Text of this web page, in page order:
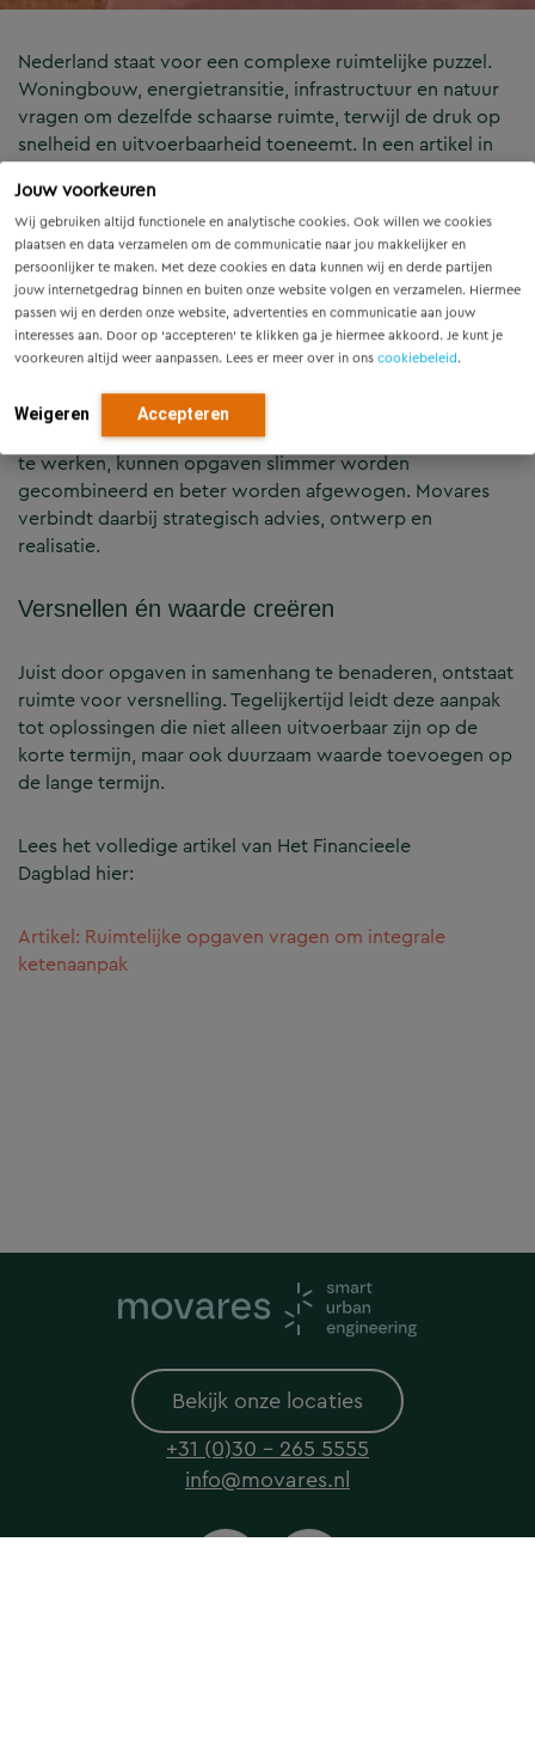
Jouw voorkeuren
Wij gebruiken altijd functionele en analytische cookies. Ook willen we cookies
plaatsen en data verzamelen om de communicatie naar jou makkelijker en
persoonlijker te maken. Met deze cookies en data kunnen wij en derde partijen
jouw internetgedrag binnen en buiten onze website volgen en verzamelen. Hiermee
passen wij en derden onze website, advertenties en communicatie aan jouw
interesses aan. Door op ‘accepteren’ te klikken ga je hiermee akkoord. Je kunt je
voorkeuren altijd weer aanpassen. Lees er meer over in ons cookiebeleid.
Weigeren Accepteren
Nederland staat voor een complexe ruimtelijke puzzel.
Woningbouw, energietransitie, infrastructuur en natuur
vragen om dezelfde schaarse ruimte, terwijl de druk op
snelheid en uitvoerbaarheid toeneemt. In een artikel in
Het Financieele Dagbladdelen Barbara Visser (CEO
Movares), Desirée Uitzetter (directeur marktunit Ruimte)
en Jeroen Schinkel (afdelingsmanager Strategie en
Concepten) waarom een traditionele aanpak niet langer
volstaat.
Anders samenwerken
De toenemende complexiteit vraagt om een andere
aanpak. Door integraal, vroegtijdig en ketenbreed samen
te werken, kunnen opgaven slimmer worden
gecombineerd en beter worden afgewogen. Movares
verbindt daarbij strategisch advies, ontwerp en
realisatie.
Versnellen én waarde creëren
Juist door opgaven in samenhang te benaderen, ontstaat
ruimte voor versnelling. Tegelijkertijd leidt deze aanpak
tot oplossingen die niet alleen uitvoerbaar zijn op de
korte termijn, maar ook duurzaam waarde toevoegen op
de lange termijn.
Lees het volledige artikel van Het Financieele
Dagblad hier:
Artikel: Ruimtelijke opgaven vragen om integrale
ketenaanpak
Bekijk onze locaties
+31 (0)30 - 265 5555
info@movares.nl